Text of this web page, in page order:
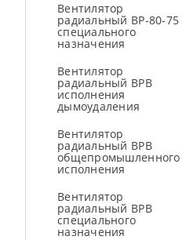
Вентилятор
радиальный ВР-80-75
специального
назначения
Вентилятор
радиальный ВРВ
исполнения
дымоудаления
Вентилятор
радиальный ВРВ
общепромышленного
исполнения
Вентилятор
радиальный ВРВ
специального
назначения